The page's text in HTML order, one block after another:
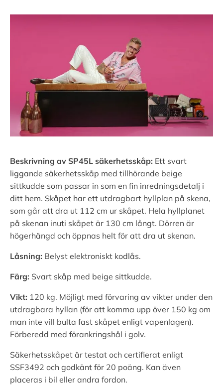
Beskrivning av SP45L säkerhetsskåp: Ett svart
liggande säkerhetsskåp med tillhörande beige
sittkudde som passar in som en fin inredningsdetalj i
ditt hem. Skåpet har ett utdragbart hyllplan på skena,
som går att dra ut 112 cm ur skåpet. Hela hyllplanet
på skenan inuti skåpet är 130 cm långt. Dörren är
högerhängd och öppnas helt för att dra ut skenan.
Låsning: Belyst elektroniskt kodlås.
Färg: Svart skåp med beige sittkudde.
Vikt: 120 kg. Möjligt med förvaring av vikter under den
utdragbara hyllan (för att komma upp över 150 kg om
man inte vill bulta fast skåpet enligt vapenlagen).
Förberedd med förankringshål i golv.
Säkerhetsskåpet är testat och certifierat enligt
SSF3492 och godkänt för 20 poäng. Kan även
placeras i bil eller andra fordon.